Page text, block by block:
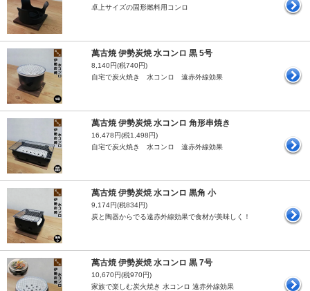
卓上サイズの固形燃料用コンロ
萬古焼 伊勢炭焼 水コンロ 黒 5号
8,140円(税740円)
自宅で炭火焼き 水コンロ 遠赤外線効果
萬古焼 伊勢炭焼 水コンロ 角形串焼き
16,478円(税1,498円)
自宅で炭火焼き 水コンロ 遠赤外線効果
萬古焼 伊勢炭焼 水コンロ 黒角 小
9,174円(税834円)
炭と陶器からでる遠赤外線効果で食材が美味しく！
萬古焼 伊勢炭焼 水コンロ 黒 7号
10,670円(税970円)
家族で楽しむ炭火焼き 水コンロ 遠赤外線効果